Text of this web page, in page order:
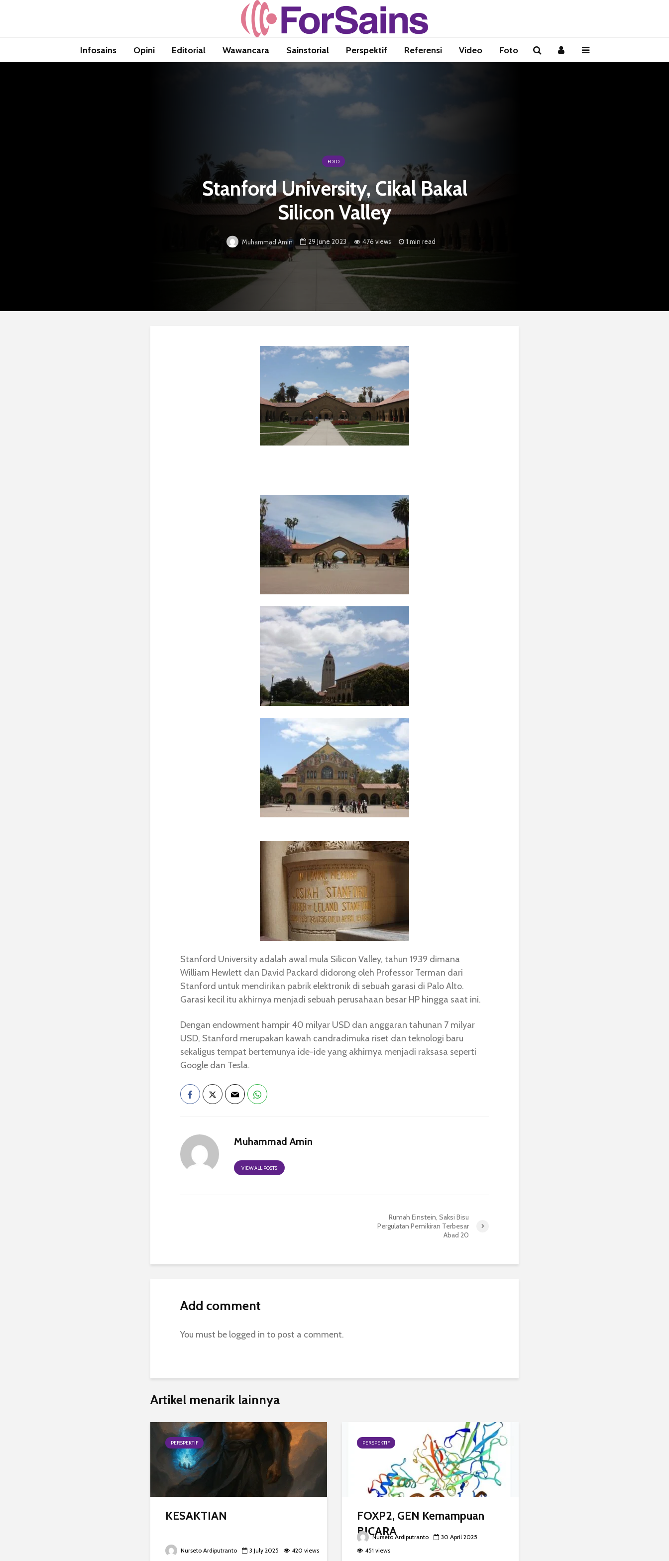
Infosains Opini Editorial Wawancara Sainstorial Perspektif Referensi Video Foto
FOTO
Stanford University, Cikal Bakal
Silicon Valley
Muhammad Amin 29 June 2023 476 views 1 min read
Stanford University adalah awal mula Silicon Valley, tahun 1939 dimana
William Hewlett dan David Packard didorong oleh Professor Terman dari
Stanford untuk mendirikan pabrik elektronik di sebuah garasi di Palo Alto.
Garasi kecil itu akhirnya menjadi sebuah perusahaan besar HP hingga saat ini.
Dengan endowment hampir 40 milyar USD dan anggaran tahunan 7 milyar
USD, Stanford merupakan kawah candradimuka riset dan teknologi baru
sekaligus tempat bertemunya ide-ide yang akhirnya menjadi raksasa seperti
Google dan Tesla.
Muhammad Amin
VIEW ALL POSTS
Rumah Einstein, Saksi Bisu
Pergulatan Pemikiran Terbesar
Abad 20
Add comment
You must be logged in to post a comment.
Artikel menarik lainnya
PERSPEKTIF
KESAKTIAN
Nurseto Ardiputranto 3 July 2025 420 views
PERSPEKTIF
FOXP2, GEN Kemampuan
BICARA
Nurseto Ardiputranto
30 April 2025
451 views